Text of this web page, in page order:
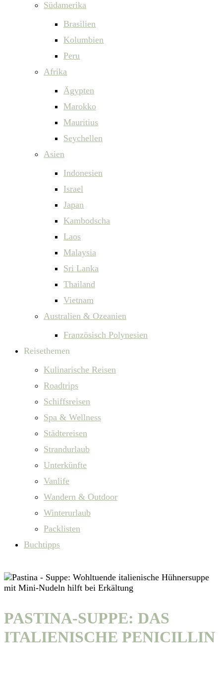
Südamerika
Brasilien
Kolumbien
Peru
Afrika
Ägypten
Marokko
Mauritius
Seychellen
Asien
Indonesien
Israel
Japan
Kambodscha
Laos
Malaysia
Sri Lanka
Thailand
Vietnam
Australien & Ozeanien
Französisch Polynesien
Reisethemen
Kulinarische Reisen
Roadtrips
Schiffsreisen
Spa & Wellness
Städtereisen
Strandurlaub
Unterkünfte
Vanlife
Wandern & Outdoor
Winterurlaub
Packlisten
Buchtipps
PASTINA-SUPPE: DAS
ITALIENISCHE PENICILLIN